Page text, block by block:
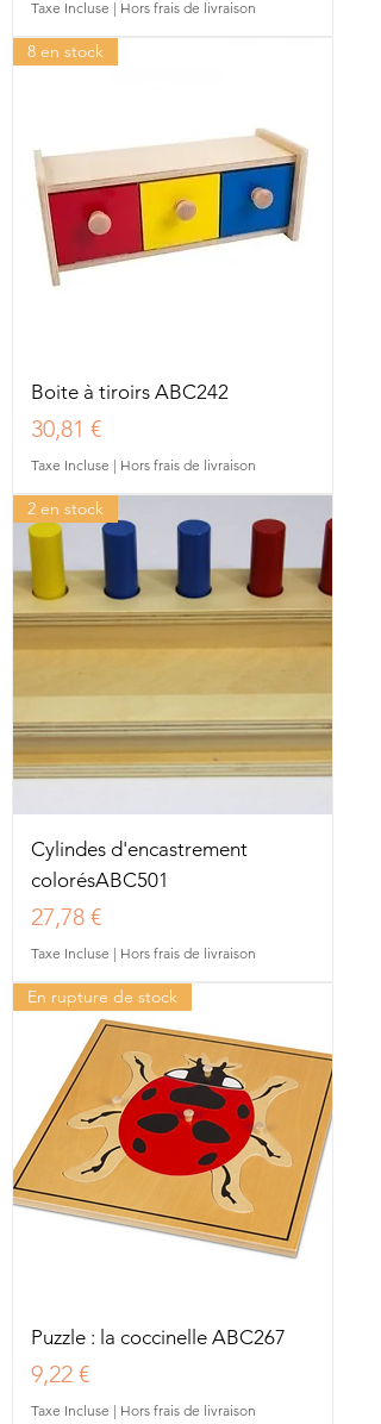
Taxe Incluse | Hors frais de livraison
8 en stock
Boite à tiroirs ABC242
Prix
30,81 €
Taxe Incluse | Hors frais de livraison
2 en stock
Cylindes d'encastrement
colorésABC501
Prix
27,78 €
Taxe Incluse | Hors frais de livraison
En rupture de stock
Puzzle : la coccinelle ABC267
Prix
9,22 €
Taxe Incluse | Hors frais de livraison